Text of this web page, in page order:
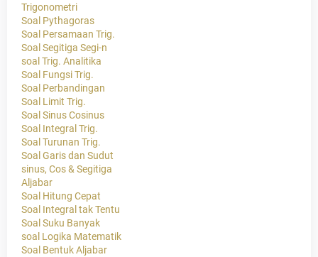
Trigonometri
Soal Pythagoras
Soal Persamaan Trig.
Soal Segitiga Segi-n
soal Trig. Analitika
Soal Fungsi Trig.
Soal Perbandingan
Soal Limit Trig.
Soal Sinus Cosinus
Soal Integral Trig.
Soal Turunan Trig.
Soal Garis dan Sudut
sinus, Cos & Segitiga
Aljabar
Soal Hitung Cepat
Soal Integral tak Tentu
Soal Suku Banyak
soal Logika Matematik
Soal Bentuk Aljabar